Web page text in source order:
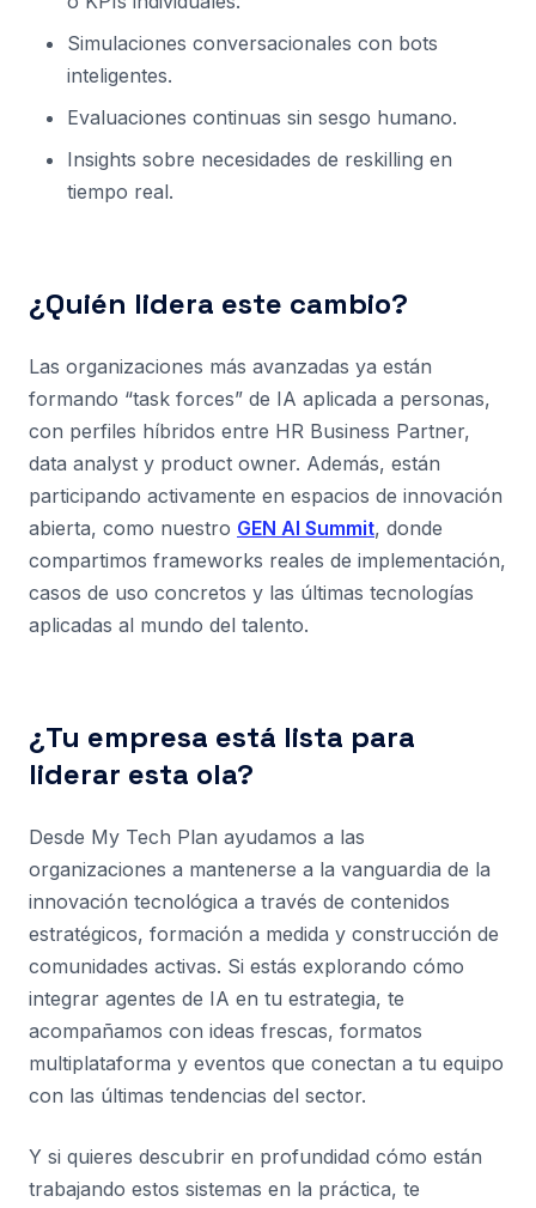
Simulaciones conversacionales con bots
inteligentes.
Evaluaciones continuas sin sesgo humano.
Insights sobre necesidades de reskilling en
tiempo real.
¿Quién lidera este cambio?
Las organizaciones más avanzadas ya están
formando “task forces” de IA aplicada a personas,
con perfiles híbridos entre HR Business Partner,
data analyst y product owner. Además, están
participando activamente en espacios de innovación
abierta, como nuestro GEN AI Summit, donde
compartimos frameworks reales de implementación,
casos de uso concretos y las últimas tecnologías
aplicadas al mundo del talento.
¿Tu empresa está lista para
liderar esta ola?
Desde My Tech Plan ayudamos a las
organizaciones a mantenerse a la vanguardia de la
innovación tecnológica a través de contenidos
estratégicos, formación a medida y construcción de
comunidades activas. Si estás explorando cómo
integrar agentes de IA en tu estrategia, te
acompañamos con ideas frescas, formatos
multiplataforma y eventos que conectan a tu equipo
con las últimas tendencias del sector.
Y si quieres descubrir en profundidad cómo están
trabajando estos sistemas en la práctica, te